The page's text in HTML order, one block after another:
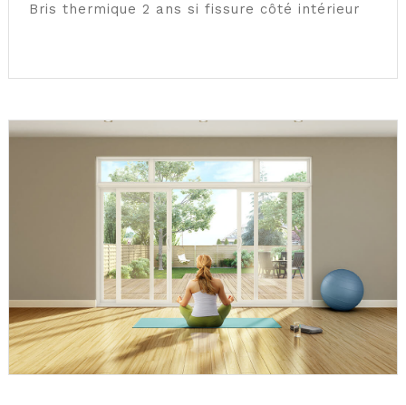
Bris thermique 2 ans si fissure côté intérieur